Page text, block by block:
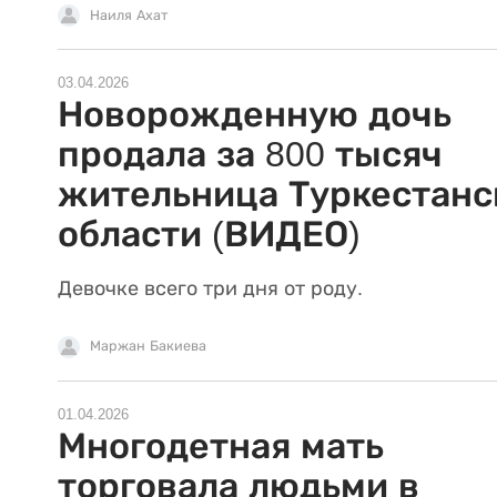
Наиля Ахат
03.04.2026
Новорожденную дочь
продала за 800 тысяч
жительница
области (ВИДЕО)
Девочке всего три дня от роду.
Маржан Бакиева
01.04.2026
Многодетная мать
торговала людьми в